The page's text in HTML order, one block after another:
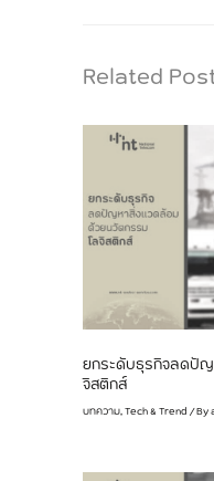
Related
ยกระดับธุรกิจลดปั
จิสติกส์
บทความ,Tech & Trend / By